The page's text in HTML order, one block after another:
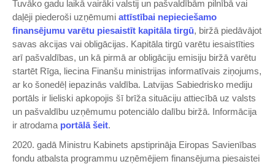
Tuvāko gadu laikā vairāki valstij un pašvaldībām pilnībā vai
daļēji piederoši uzņēmumi ​attīstībai nepieciešamo
finansējumu varētu piesaistīt kapitāla tirgū​, biržā piedāvājot
savas akcijas vai obligācijas. Kapitāla tirgū varētu iesaistīties
arī pašvaldības, un kā pirmā ar obligāciju emisiju biržā varētu
startēt Rīga, liecina Finanšu ministrijas informatīvais ziņojums,
ar ko šonedēļ iepazinās valdība. Latvijas Sabiedrisko mediju
portāls ir lieliski apkopojis šī brīža situāciju attiecībā uz valsts
un pašvaldību uzņēmumu potenciālo dalību biržā. Informācija
ir atrodama ​portālā šeit​.
2020. gadā Ministru Kabinets apstiprināja Eiropas Savienības
fondu atbalsta programmu uzņēmējiem finansējuma piesaistei